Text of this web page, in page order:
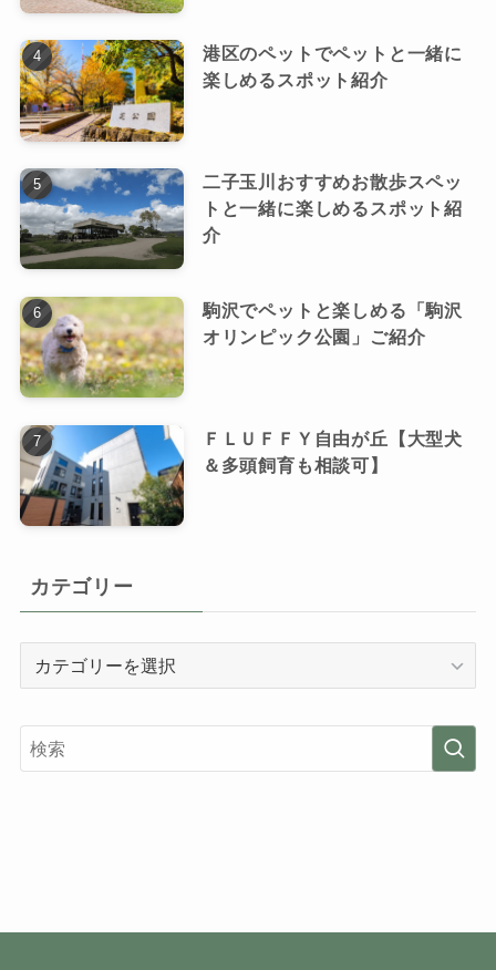
港区のペットでペットと一緒に
楽しめるスポット紹介
二子玉川おすすめお散歩スペッ
トと一緒に楽しめるスポット紹
介
駒沢でペットと楽しめる「駒沢
オリンピック公園」ご紹介
ＦＬＵＦＦＹ自由が丘【大型犬
＆多頭飼育も相談可】
カテゴリー
リ
ー